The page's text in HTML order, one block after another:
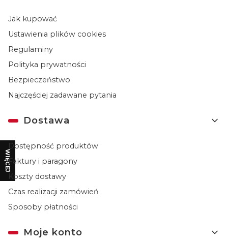
WIĘCEJ
Jak kupować
Ustawienia plików cookies
Regulaminy
Polityka prywatności
Bezpieczeństwo
Najczęściej zadawane pytania
Dostawa
Dostępność produktów
Faktury i paragony
Koszty dostawy
Czas realizacji zamówień
Sposoby płatności
Moje konto